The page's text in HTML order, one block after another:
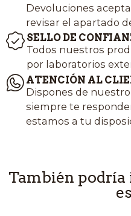
Devoluciones
revisar el apartado
SELLO DE
Todos nuestros
por laboratorios
ATENCIÓN AL
Dispones de
siempre te
estamos a tu
También podría